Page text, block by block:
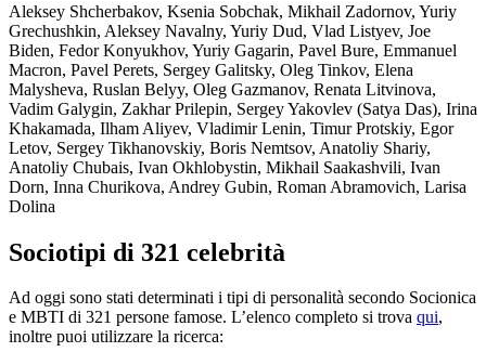
Aleksey Shcherbakov, Ksenia Sobchak, Mikhail Zadornov, Yuriy
Grechushkin, Aleksey Navalny, Yuriy Dud, Vlad Listyev, Joe
Biden, Fedor Konyukhov, Yuriy Gagarin, Pavel Bure, Emmanuel
Macron, Pavel Perets, Sergey Galitsky, Oleg Tinkov, Elena
Malysheva, Ruslan Belyy, Oleg Gazmanov, Renata Litvinova,
Vadim Galygin, Zakhar Prilepin, Sergey Yakovlev (Satya Das), Irina
Khakamada, Ilham Aliyev, Vladimir Lenin, Timur Protskiy, Egor
Letov, Sergey Tikhanovskiy, Boris Nemtsov, Anatoliy Shariy,
Anatoliy Chubais, Ivan Okhlobystin, Mikhail Saakashvili, Ivan
Dorn, Inna Churikova, Andrey Gubin, Roman Abramovich, Larisa
Dolina
Sociotipi di 321 celebrità
Ad oggi sono stati determinati i tipi di personalità secondo Socionica
e MBTI di 321 persone famose. L’elenco completo si trova qui,
inoltre puoi utilizzare la ricerca: